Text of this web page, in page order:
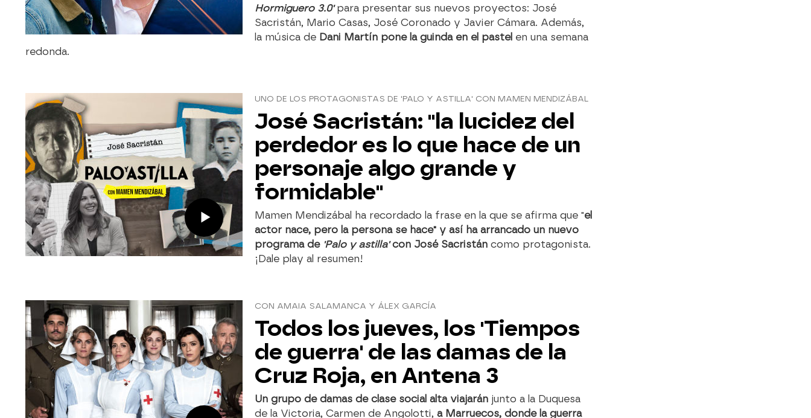
Hormiguero 3.0'para presentar sus nuevos proyectos: José
Sacristán, Mario Casas, José Coronado y Javier Cámara. Además,
la música de Dani Martín pone la guinda en el pastel en una semana
redonda.
UNO DE LOS PROTAGONISTAS DE 'PALO Y ASTILLA' CON MAMEN MENDIZÁBAL
José Sacristán: "la lucidez del
perdedor es lo que hace de un
personaje algo grande y
formidable"
Mamen Mendizábal ha recordado la frase en la que se afirma que "el
actor nace, pero la persona se hace" y así ha arrancado un nuevo
programa de'Palo y astilla'con José Sacristán como protagonista.
¡Dale play al resumen!
CON AMAIA SALAMANCA Y ÁLEX GARCÍA
Todos los jueves, los 'Tiempos
de guerra' de las damas de la
Cruz Roja, en Antena 3
Un grupo de damas de clase social alta viajarán junto a la Duquesa
de la Victoria, Carmen de Angolotti, a Marruecos, donde la guerra